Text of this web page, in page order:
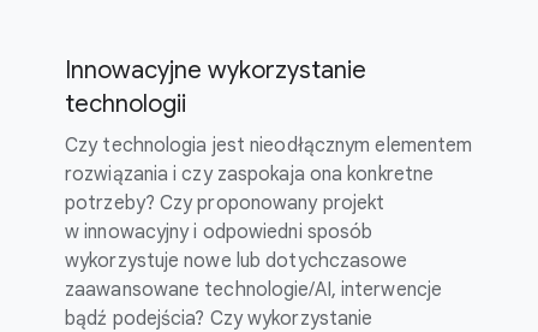
Innowacyjne wykorzystanie
technologii
Czy technologia jest nieodłącznym elementem
rozwiązania i czy zaspokaja ona konkretne
potrzeby? Czy proponowany projekt
w innowacyjny i odpowiedni sposób
wykorzystuje nowe lub dotychczasowe
zaawansowane technologie/AI, interwencje
bądź podejścia? Czy wykorzystanie